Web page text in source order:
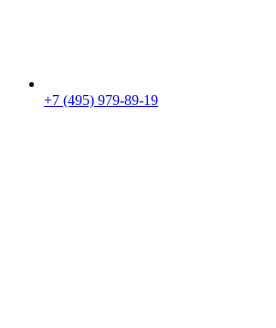
+7 (495) 979-89-19